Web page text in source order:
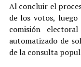
Al concluir el
de los votos,
comisión
automatizado de
de la consulta